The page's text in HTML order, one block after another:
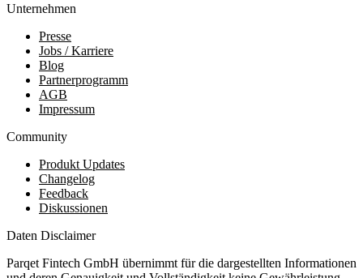
Unternehmen
Presse
Jobs / Karriere
Blog
Partnerprogramm
AGB
Impressum
Community
Produkt Updates
Changelog
Feedback
Diskussionen
Daten Disclaimer
Parqet Fintech GmbH übernimmt für die dargestellten Informationen